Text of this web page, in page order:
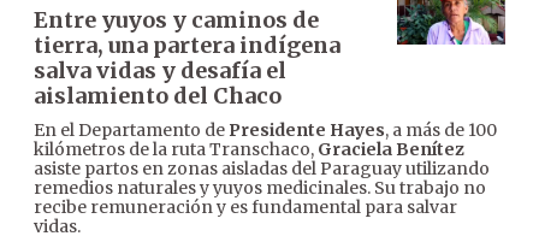
Entre yuyos y caminos de
tierra, una partera indígena
salva vidas y desafía el
aislamiento del Chaco
En el Departamento de Presidente Hayes, a más de 100
kilómetros de la ruta Transchaco, Graciela Benítez
asiste partos en zonas aisladas del Paraguay utilizando
remedios naturales y yuyos medicinales. Su trabajo no
recibe remuneración y es fundamental para salvar
vidas.